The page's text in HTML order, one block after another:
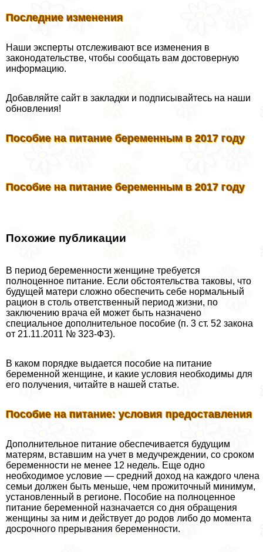
Последние изменения
Наши эксперты отслеживают все изменения в
законодательстве, чтобы сообщать вам достоверную
информацию.
Добавляйте сайт в закладки и подписывайтесь на наши
обновления!
Пособие на питание беременным в 2017 году
Пособие на питание беременным в 2017 году
Похожие публикации
В период беременности женщине требуется
полноценное питание. Если обстоятельства таковы, что
будущей матери сложно обеспечить себе нормальный
рацион в столь ответственный период жизни, по
заключению врача ей может быть назначено
специальное дополнительное пособие (п. 3 ст. 52 закона
от 21.11.2011 № 323-ФЗ).
В каком порядке выдается пособие на питание
беременной женщине, и какие условия необходимы для
его получения, читайте в нашей статье.
Пособие на питание: условия предоставления
Дополнительное питание обеспечивается будущим
матерям, вставшим на учет в медучреждении, со сроком
беременности не менее 12 недель. Еще одно
необходимое условие — средний доход на каждого члeна
семьи должен быть меньше, чем прожиточный минимум,
установленный в регионе. Пособие на полноценное
питание беременной назначается со дня обращения
женщины за ним и действует до родов либо до момента
досрочного прерывания беременности.